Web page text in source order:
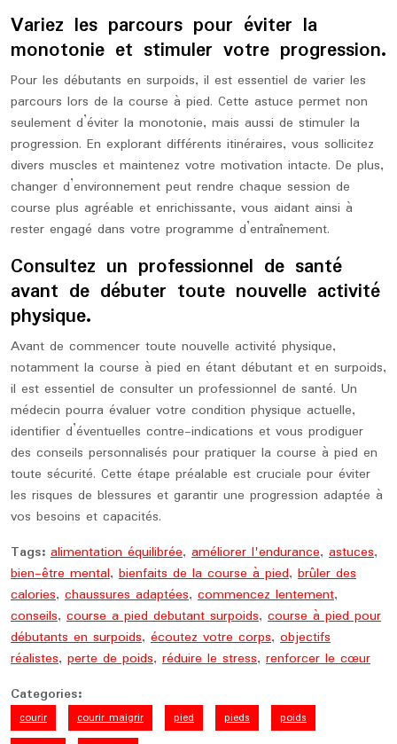
Variez les parcours pour éviter la
monotonie et stimuler votre progression.
Pour les débutants en surpoids, il est essentiel de varier les
parcours lors de la course à pied. Cette astuce permet non
seulement d’éviter la monotonie, mais aussi de stimuler la
progression. En explorant différents itinéraires, vous sollicitez
divers muscles et maintenez votre motivation intacte. De plus,
changer d’environnement peut rendre chaque session de
course plus agréable et enrichissante, vous aidant ainsi à
rester engagé dans votre programme d’entraînement.
Consultez un professionnel de santé
avant de débuter toute nouvelle activité
physique.
Avant de commencer toute nouvelle activité physique,
notamment la course à pied en étant débutant et en surpoids,
il est essentiel de consulter un professionnel de santé. Un
médecin pourra évaluer votre condition physique actuelle,
identifier d’éventuelles contre-indications et vous prodiguer
des conseils personnalisés pour pratiquer la course à pied en
toute sécurité. Cette étape préalable est cruciale pour éviter
les risques de blessures et garantir une progression adaptée à
vos besoins et capacités.
Tags: alimentation équilibrée, améliorer l'endurance, astuces,
bien-être mental, bienfaits de la course à pied, brûler des
calories, chaussures adaptées, commencez lentement,
conseils, course a pied debutant surpoids, course à pied pour
débutants en surpoids, écoutez votre corps, objectifs
réalistes, perte de poids, réduire le stress, renforcer le cœur
Categories:
courir courir maigrir pied pieds
poids